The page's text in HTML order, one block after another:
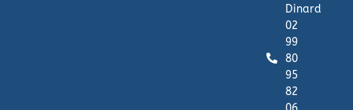
Dinard
02
99
80
95
82